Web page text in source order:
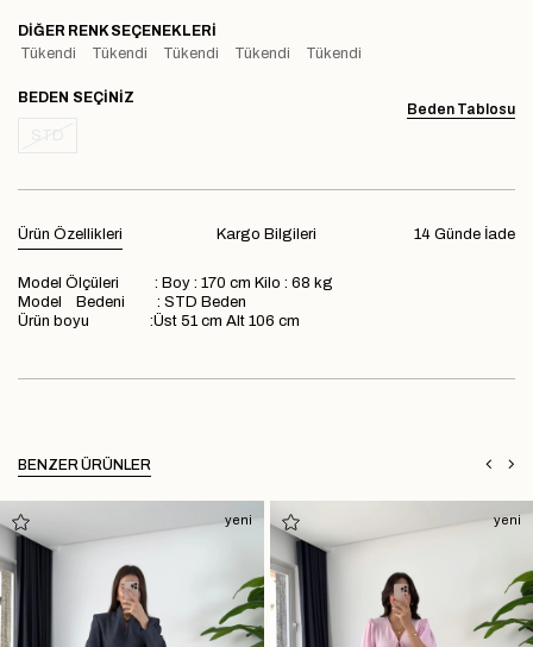
DIĞER RENK SEÇENEKLERI
Tükendi
Tükendi Tükendi Tükendi Tükendi
Beden Tablosu
BEDEN
Ürün Özellikleri 14 Günde İade
Kargo Bilgileri
Model Ölçüleri : Boy : 170 cm Kilo : 68 kg
Model Bedeni : STD Beden
Ürün boyu :Üst 51 cm Alt 106 cm
BENZER ÜRÜNLER
yeni yeni